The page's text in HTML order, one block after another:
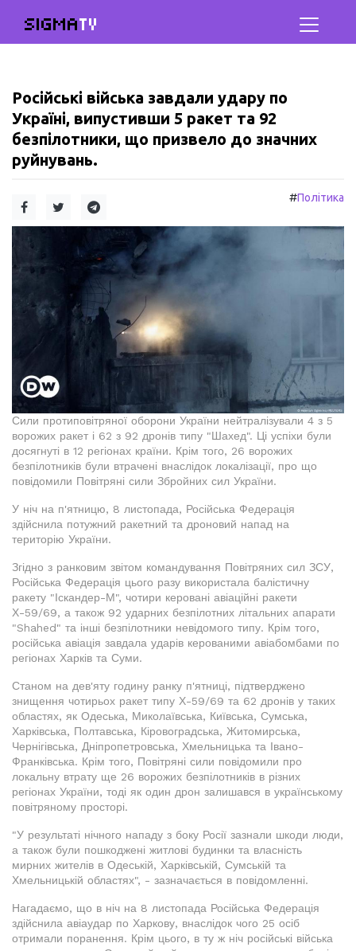
SIGMATV
Російські війська завдали удару по
Україні, випустивши 5 ракет та 92
безпілотники, що призвело до значних
руйнувань.
#Політика
Сили протиповітряної оборони України нейтралізували 4 з 5
ворожих ракет і 62 з 92 дронів типу "Шахед". Ці успіхи були
досягнуті в 12 регіонах країни. Крім того, 26 ворожих
безпілотників були втрачені внаслідок локалізації, про що
повідомили Повітряні сили Збройних сил України.
У ніч на п'ятницю, 8 листопада, Російська Федерація
здійснила потужний ракетний та дроновий напад на
територію України.
Згідно з ранковим звітом командування Повітряних сил ЗСУ,
Російська Федерація цього разу використала балістичну
ракету "Іскандер-М", чотири керовані авіаційні ракети
Х-59/69, а також 92 ударних безпілотних літальних апарати
"Shahed" та інші безпілотники невідомого типу. Крім того,
російська авіація завдала ударів керованими авіабомбами по
регіонах Харків та Суми.
Станом на дев'яту годину ранку п'ятниці, підтверджено
знищення чотирьох ракет типу Х-59/69 та 62 дронів у таких
областях, як Одеська, Миколаївська, Київська, Сумська,
Харківська, Полтавська, Кіровоградська, Житомирська,
Чернігівська, Дніпропетровська, Хмельницька та Івано-
Франківська. Крім того, Повітряні сили повідомили про
локальну втрату ще 26 ворожих безпілотників в різних
регіонах України, тоді як один дрон залишався в українському
повітряному просторі.
"У результаті нічного нападу з боку Росії зазнали шкоди люди,
а також були пошкоджені житлові будинки та власність
мирних жителів в Одеській, Харківській, Сумській та
Хмельницькій областях", - зазначається в повідомленні.
Нагадаємо, що в ніч на 8 листопада Російська Федерація
здійснила авіаудар по Харкову, внаслідок чого 25 осіб
отримали поранення. Крім цього, в ту ж ніч російські війська